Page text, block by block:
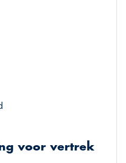
voor vertrek